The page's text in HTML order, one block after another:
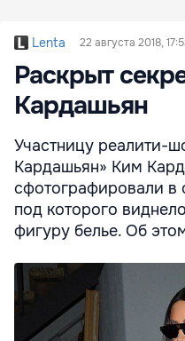
Lenta 22 августа 2018,
Раскрыт
Кардашьян
Участницу реалити-
Кардашьян» Ким
сфотографировали в
под которого
фигуру белье. Об